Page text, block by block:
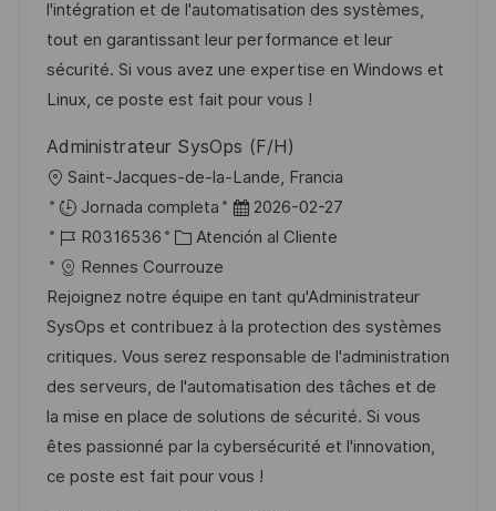
ó
n
e
p
u
b
i
c
a
c
ó
n
m
p
l
e
o
r
a
l'intégration et de l'automatisation des systèmes,
tout en garantissant leur performance et leur
sécurité. Si vous avez une expertise en Windows et
Linux, ce poste est fait pour vous !
Administrateur SysOps (F/H)
U
b
c
a
c
i
ó
n
Saint-Jacques-de-la-Lande, Francia
Jornada completa
F
e
h
a
d
e
p
u
b
2026-02-27
I
D
d
e
e
m
p
l
e
R0316536
C
a
t
e
g
o
r
í
a
Atención al Cliente
Rennes Courrouze
Rejoignez notre équipe en tant qu'Administrateur
SysOps et contribuez à la protection des systèmes
critiques. Vous serez responsable de l'administration
des serveurs, de l'automatisation des tâches et de
la mise en place de solutions de sécurité. Si vous
êtes passionné par la cybersécurité et l'innovation,
ce poste est fait pour vous !